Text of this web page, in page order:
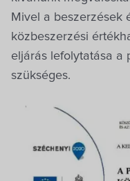
Mivel a beszerzések
közbeszerzési
eljárás lefolytatása a
szükséges.